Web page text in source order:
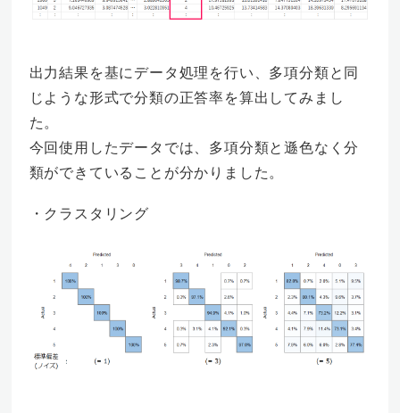
出力結果を基にデータ処理を行い、多項分類と同
じような形式で分類の正答率を算出してみまし
た。
今回使用したデータでは、多項分類と遜色なく分
類ができていることが分かりました。
・クラスタリング